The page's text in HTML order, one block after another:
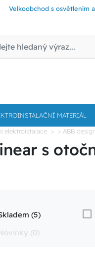
Velkoobchod s osvětlením
MATERIÁL
elektroistalace > ABB
s
(5)
(0)